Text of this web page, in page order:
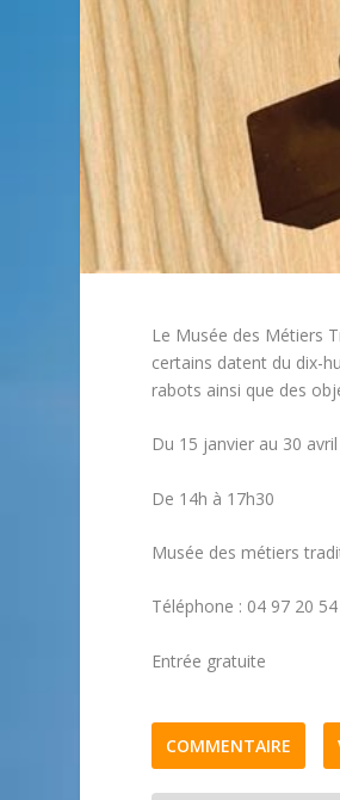
Le Musée des Métiers
certains datent du dix-
rabots ainsi que des
Du 15 janvier au 30
De 14h à 17h30
Musée des métiers
Téléphone : 04 97 20
Entrée gratuite
COMMENTAIRE